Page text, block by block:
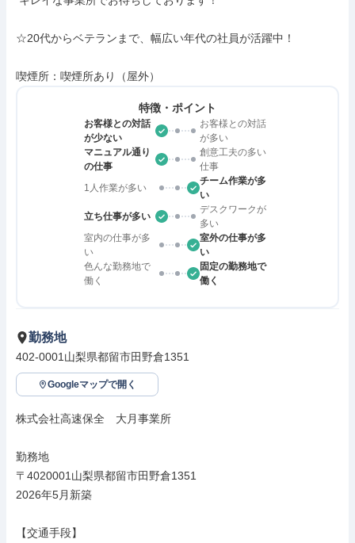
☆20代からベテランまで、幅広い年代の社員が活躍中！
喫煙所：喫煙所あり（屋外）
特徴・ポイント
お客様との対話
が少ない
お客様との対話
が多い
マニュアル通り
の仕事
創意工夫の多い
仕事
1人作業が多い
チーム作業が多
い
立ち仕事が多い
デスクワークが
多い
室内の仕事が多
い
室外の仕事が多
い
色んな勤務地で
働く
固定の勤務地で
働く
勤務地
402-0001山梨県都留市田野倉1351
Googleマップで開く
株式会社高速保全　大月事業所
勤務地
〒4020001山梨県都留市田野倉1351
2026年5月新築
【交通手段】